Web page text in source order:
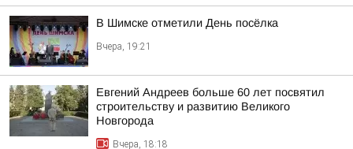
В Шимске отметили День посёлка
Вчера, 19:21
Евгений Андреев больше 60 лет посвятил
строительству и развитию Великого
Новгорода
Вчера, 18:18